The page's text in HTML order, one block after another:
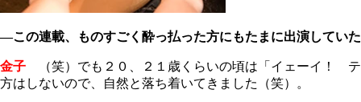
―この連載、ものすごく酔っ払った方にもたまに出演してい
金子 （笑）でも２０、２１歳くらいの頃は「イェーイ！ テ
方はしないので、自然と落ち着いてきました（笑）。